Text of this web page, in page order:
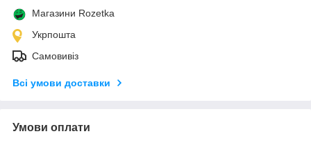
Магазини Rozetka
Укрпошта
Самовивіз
Всі умови доставки
Умови оплати